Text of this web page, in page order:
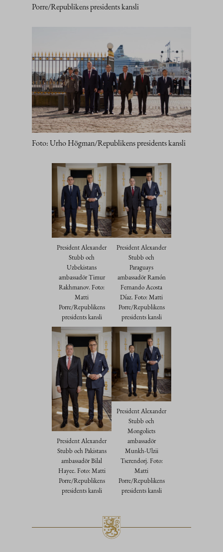
Porre/Republikens presidents kansli
Foto: Urho Högman/Republikens presidents kansli
President Alexander
Stubb och
Uzbekistans
ambassadör Timur
Rakhmanov. Foto:
Matti
Porre/Republikens
presidents kansli
President Alexander
Stubb och
Paraguays
ambassadör Ramón
Fernando Acosta
Díaz. Foto: Matti
Porre/Republikens
presidents kansli
President Alexander
Stubb och Pakistans
ambassadör Bilal
Hayee. Foto: Matti
Porre/Republikens
presidents kansli
President Alexander
Stubb och
Mongoliets
ambassadör
Munkh-Ulzii
Tserendorj. Foto:
Matti
Porre/Republikens
presidents kansli